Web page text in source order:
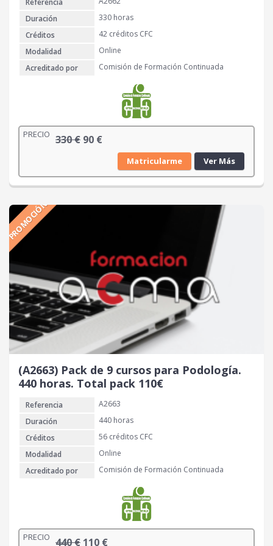
€
.
Referencia
Duración
330 horas
Créditos
42 créditos CFC
Modalidad
Online
Acreditado por
Comisión de Formación Continuada
PRECIO 330€ E
r
c
i
g
i
n
e
r
a
90 €E
r
c
c
t
u
a
l
:
9
0
€
.
Matricularme Ver Más
PROMOCIÓN
(A2663) Pack de 9 cursos para Podología.
440 horas. Total pack 110€
Referencia
A2663
Duración
440 horas
Créditos
56 créditos CFC
Modalidad
Online
Acreditado por
Comisión de Formación Continuada
PRECIO 440€ E
110 €E